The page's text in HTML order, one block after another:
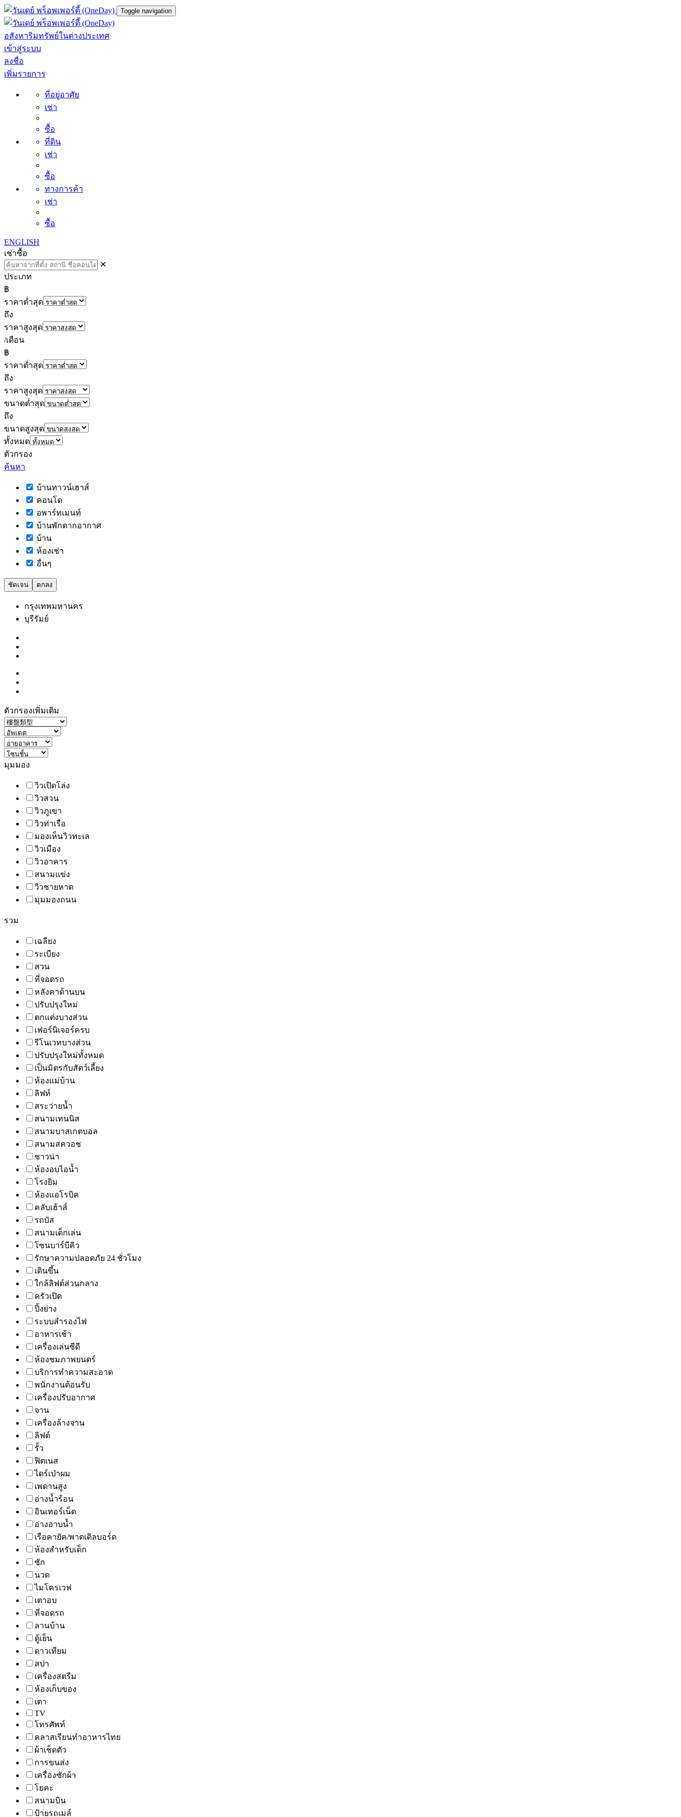
Toggle navigation
อสังหาริมทรัพย์ในต่างประเทศ
เข้าสู่ระบบ
ลงชื่อ
เพิ่มรายการ
ที่อยู่อาศัย
เช่า
ซื้อ
ที่ดิน
เช่า
ซื้อ
ทางการค้า
เช่า
ซื้อ
ENGLISH
เช่าซื้อ
✕
ประเภท
฿
ราคาต่ำสุด
ถึง
ราคาสูงสุด
/เดือน
฿
ราคาต่ำสุด
ถึง
ราคาสูงสุด
ขนาดต่ำสุด
ถึง
ขนาดสูงสุด
ทั้งหมด
ตัวกรอง
ค้นหา
บ้านทาวน์เฮาส์
คอนโด
อพาร์ทเมนท์
บ้านพักตากอากาศ
บ้าน
ห้องเช่า
อื่นๆ
ชัดเจน ตกลง
กรุงเทพมหานคร
บุรีรัมย์
ตัวกรองเพิ่มเติม
มุมมอง
วิวเปิดโล่ง
วิวสวน
วิวภูเขา
วิวท่าเรือ
มองเห็นวิวทะเล
วิวเมือง
วิวอาคาร
สนามแข่ง
วิวชายหาด
มุมมองถนน
รวม
เฉลียง
ระเบียง
สวน
ที่จอดรถ
หลังคาด้านบน
ปรับปรุงใหม่
ตกแต่งบางส่วน
เฟอร์นิเจอร์ครบ
รีโนเวทบางส่วน
ปรับปรุงใหม่ทั้งหมด
เป็นมิตรกับสัตว์เลี้ยง
ห้องแม่บ้าน
ลิฟท์
สระว่ายน้ำ
สนามเทนนิส
สนามบาสเกตบอล
สนามสควอช
ซาวน่า
ห้องอบไอน้ำ
โรงยิม
ห้องแอโรบิค
คลับเฮ้าส์
รถบัส
สนามเด็กเล่น
โซนบาร์บีคิว
รักษาความปลอดภัย 24 ชั่วโมง
เดินขึ้น
ใกล้ลิฟต์ส่วนกลาง
ครัวเปิด
ปิ้งย่าง
ระบบสำรองไฟ
อาหารเช้า
เครื่องเล่นซีดี
ห้องชมภาพยนตร์
บริการทำความสะอาด
พนักงานต้อนรับ
เครื่องปรับอากาศ
จาน
เครื่องล้างจาน
ลิฟต์
รั้ว
ฟิตเนส
ไดร์เป่าผม
เพดานสูง
อ่างน้ำร้อน
อินเทอร์เน็ต
อ่างอาบน้ำ
เรือคายัค/พาดเดิลบอร์ด
ห้องสำหรับเด็ก
ซัก
นวด
ไมโครเวฟ
เตาอบ
ที่จอดรถ
ลานบ้าน
ตู้เย็น
ดาวเทียม
สปา
เครื่องสตรีม
ห้องเก็บของ
เตา
TV
โทรศัพท์
คลาสเรียนทำอาหารไทย
ผ้าเช็ดตัว
การขนส่ง
เครื่องซักผ้า
โยคะ
สนามบิน
ป้ายรถเมล์